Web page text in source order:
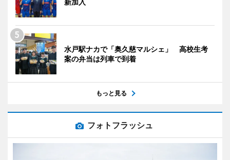
新加入
水戸駅ナカで「奥久慈マルシェ」 高校生考
案の弁当は列車で到着
もっと見る
フォトフラッシュ